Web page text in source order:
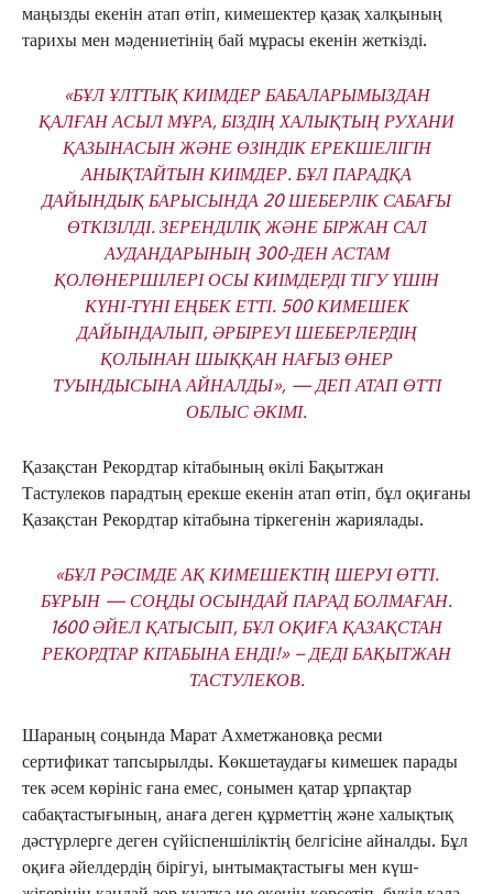
маңызды екенін атап өтіп, кимешектер қазақ халқының
тарихы мен мәдениетінің бай мұрасы екенін жеткізді.
«БҰЛ ҰЛТТЫҚ КИІМДЕР БАБАЛАРЫМЫЗДАН
ҚАЛҒАН АСЫЛ МҰРА, БІЗДІҢ ХАЛЫҚТЫҢ РУХАНИ
ҚАЗЫНАСЫН ЖӘНЕ ӨЗІНДІК ЕРЕКШЕЛІГІН
АНЫҚТАЙТЫН КИІМДЕР. БҰЛ ПАРАДҚА
ДАЙЫНДЫҚ БАРЫСЫНДА 20 ШЕБЕРЛІК САБАҒЫ
ӨТКІЗІЛДІ. ЗЕРЕНДІЛІҚ ЖӘНЕ БІРЖАН САЛ
АУДАНДАРЫНЫҢ 300-ДЕН АСТАМ
ҚОЛӨНЕРШІЛЕРІ ОСЫ КИІМДЕРДІ ТІГУ ҮШІН
КҮНІ-ТҮНІ ЕҢБЕК ЕТТІ. 500 КИМЕШЕК
ДАЙЫНДАЛЫП, ӘРБІРЕУІ ШЕБЕРЛЕРДІҢ
ҚОЛЫНАН ШЫҚҚАН НАҒЫЗ ӨНЕР
ТУЫНДЫСЫНА АЙНАЛДЫ», — ДЕП АТАП ӨТТІ
ОБЛЫС ӘКІМІ.
Қазақстан Рекордтар кітабының өкілі Бақытжан
Тастулеков парадтың ерекше екенін атап өтіп, бұл оқиғаны
Қазақстан Рекордтар кітабына тіркегенін жариялады.
«БҰЛ РӘСІМДЕ АҚ КИМЕШЕКТІҢ ШЕРУІ ӨТТІ.
БҰРЫН — СОҢДЫ ОСЫНДАЙ ПАРАД БОЛМАҒАН.
1600 ӘЙЕЛ ҚАТЫСЫП, БҰЛ ОҚИҒА ҚАЗАҚСТАН
РЕКОРДТАР КІТАБЫНА ЕНДІ!» – ДЕДІ БАҚЫТЖАН
ТАСТУЛЕКОВ.
Шараның соңында Марат Ахметжановқа ресми
сертификат тапсырылды. Көкшетаудағы кимешек парады
тек әсем көрініс ғана емес, сонымен қатар ұрпақтар
сабақтастығының, анаға деген құрметтің және халықтық
дәстүрлерге деген сүйіспеншіліктің белгісіне айналды. Бұл
оқиға әйелдердің бірігуі, ынтымақтастығы мен күш-